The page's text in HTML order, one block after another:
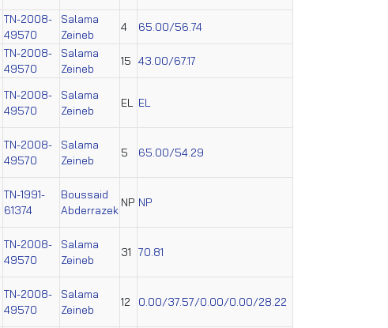
TN-2008-
49570
Salama
Zeineb
4 65.00/56.74
TN-2008-
49570
Salama
Zeineb
15 43.00/67.17
TN-2008-
49570
Salama
Zeineb
EL EL
TN-2008-
49570
Salama
Zeineb
5 65.00/54.29
TN-1991-
61374
Boussaid
Abderrazek
NP NP
TN-2008-
49570
Salama
Zeineb
31 70.81
TN-2008-
49570
Salama
Zeineb
12 0.00/37.57/0.00/0.00/28.22